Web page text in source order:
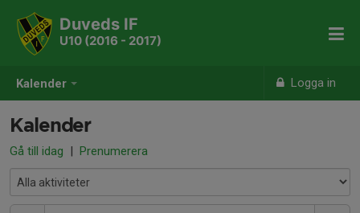
Kalender Logga in
Duveds IF
U10 (2016 - 2017)
Kalender
Gå till idag | Prenumerera